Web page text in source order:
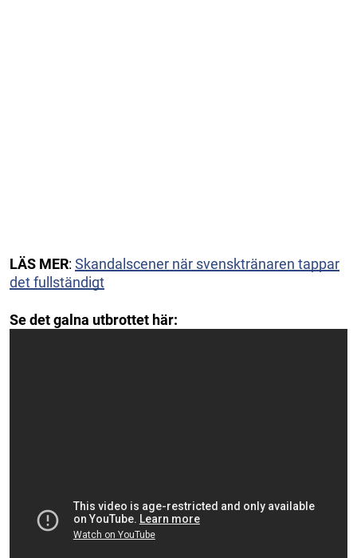
LÄS MER: Skandalscener när svensktränaren tappar
det fullständigt
Se det galna utbrottet här: